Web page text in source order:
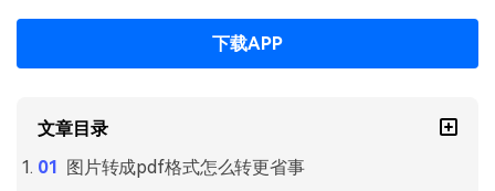
PDF页面调整
PDF文件创建
PDF注释
下载APP
文章目录
图片转成pdf格式怎么转更省事